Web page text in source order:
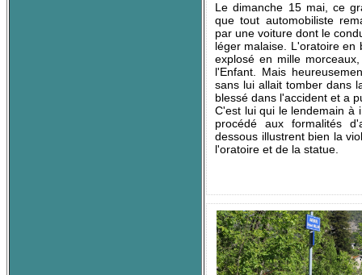
Le dimanche 15 mai, ce
que tout automobiliste
par une voiture dont le
léger malaise. L'oratoire en
explosé en mille
l'Enfant. Mais
sans lui allait tomber dans
blessé dans l'accident et a
C'est lui qui le lendemain à
procédé aux formalités
dessous illustrent bien la
l'oratoire et de la statue.